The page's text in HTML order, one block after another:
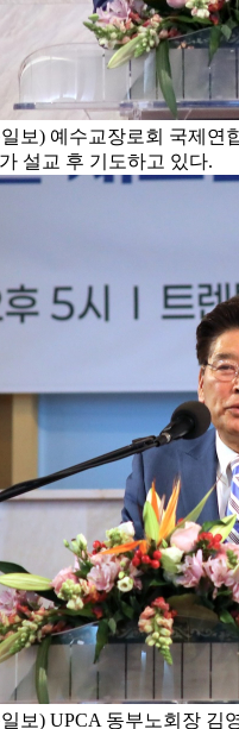
일보) 예수교장로회 국제연
설교 후 기도하고 있다.
일보) UPCA 동부노회장 김